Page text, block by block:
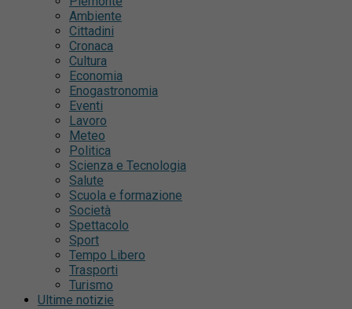
Ambiente
Cittadini
Cronaca
Cultura
Economia
Enogastronomia
Eventi
Lavoro
Meteo
Politica
Scienza e Tecnologia
Salute
Scuola e formazione
Società
Spettacolo
Sport
Tempo Libero
Trasporti
Turismo
Ultime notizie